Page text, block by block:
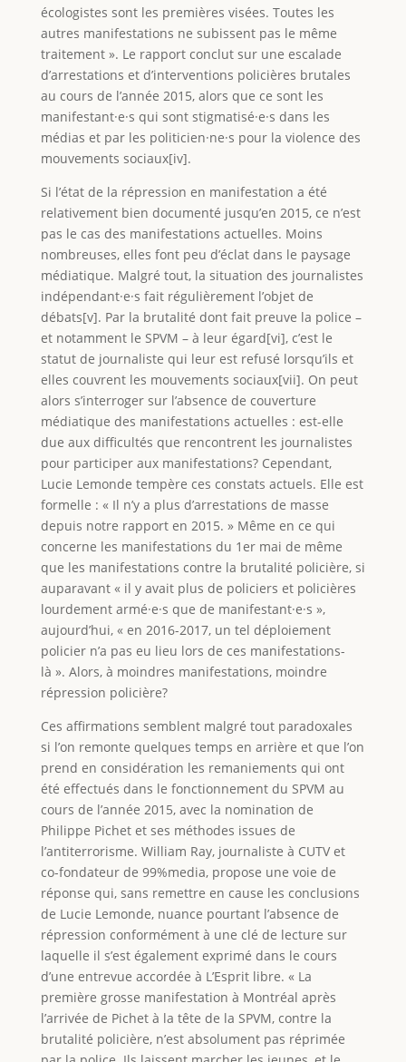
écologistes sont les premières visées. Toutes les
autres manifestations ne subissent pas le même
traitement ». Le rapport conclut sur une escalade
d’arrestations et d’interventions policières brutales
au cours de l’année 2015, alors que ce sont les
manifestant·e·s qui sont stigmatisé·e·s dans les
médias et par les politicien·ne·s pour la violence des
mouvements sociaux[iv].
Si l’état de la répression en manifestation a été
relativement bien documenté jusqu’en 2015, ce n’est
pas le cas des manifestations actuelles. Moins
nombreuses, elles font peu d’éclat dans le paysage
médiatique. Malgré tout, la situation des journalistes
indépendant·e·s fait régulièrement l’objet de
débats[v]. Par la brutalité dont fait preuve la police –
et notamment le SPVM – à leur égard[vi], c’est le
statut de journaliste qui leur est refusé lorsqu’ils et
elles couvrent les mouvements sociaux[vii]. On peut
alors s’interroger sur l’absence de couverture
médiatique des manifestations actuelles : est-elle
due aux difficultés que rencontrent les journalistes
pour participer aux manifestations? Cependant,
Lucie Lemonde tempère ces constats actuels. Elle est
formelle : « Il n’y a plus d’arrestations de masse
depuis notre rapport en 2015. » Même en ce qui
concerne les manifestations du 1er mai de même
que les manifestations contre la brutalité policière, si
auparavant « il y avait plus de policiers et policières
lourdement armé·e·s que de manifestant·e·s »,
aujourd’hui, « en 2016-2017, un tel déploiement
policier n’a pas eu lieu lors de ces manifestations-
là ». Alors, à moindres manifestations, moindre
répression policière?
Ces affirmations semblent malgré tout paradoxales
si l’on remonte quelques temps en arrière et que l’on
prend en considération les remaniements qui ont
été effectués dans le fonctionnement du SPVM au
cours de l’année 2015, avec la nomination de
Philippe Pichet et ses méthodes issues de
l’antiterrorisme. William Ray, journaliste à CUTV et
co-fondateur de 99%media, propose une voie de
réponse qui, sans remettre en cause les conclusions
de Lucie Lemonde, nuance pourtant l’absence de
répression conformément à une clé de lecture sur
laquelle il s’est également exprimé dans le cours
d’une entrevue accordée à L’Esprit libre. « La
première grosse manifestation à Montréal après
l’arrivée de Pichet à la tête de la SPVM, contre la
brutalité policière, n’est absolument pas réprimée